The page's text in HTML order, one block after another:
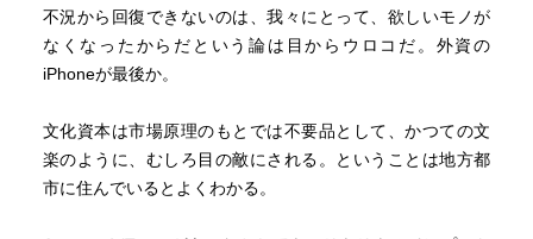
が伝統芸能を絶やすことがいいのか？という問いかけもあ
って、芸術のあり様を問う。
文化資本は、三つの形態に分類されるという。①客体化
れた形態。①、②は、お金の力や本人の努力でなんとかな
る。③身体化されたもの、礼儀作法、言葉使い、センス、
美的性向は、子供の頃からの経験として積み重ねられるも
不況から回復できないのは、我々にとって、欲しいモノが
なくなったからだという論は目からウロコだ。外資の
iPhoneが最後か。
文化資本は市場原理のもとでは不要品として、かつての文
楽のように、むしろ目の敵にされる。ということは地方都
市に住んでいるとよくわかる。